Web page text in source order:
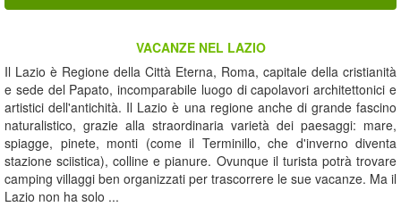
VACANZE NEL LAZIO
Il Lazio è Regione della Città Eterna, Roma, capitale della cristianità
e sede del Papato, incomparabile luogo di capolavori architettonici e
artistici dell'antichità. Il Lazio è una regione anche di grande fascino
naturalistico, grazie alla straordinaria varietà dei paesaggi: mare,
spiagge, pinete, monti (come il Terminillo, che d'inverno diventa
stazione sciistica), colline e pianure. Ovunque il turista potrà trovare
camping villaggi ben organizzati per trascorrere le sue vacanze. Ma il
Lazio non ha solo ...